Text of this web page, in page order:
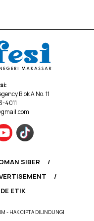
Blok A No. 11
4011
SIBER
ETIK
- HAK CIPTA DILINDUNGI